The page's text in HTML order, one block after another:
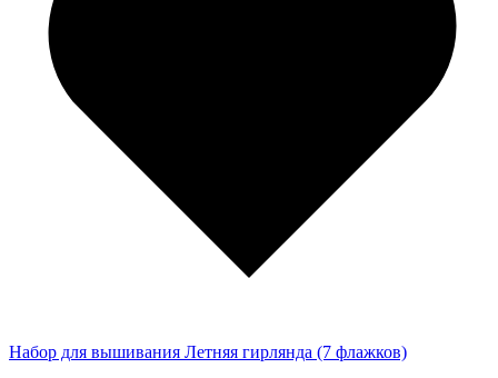
Набор для вышивания Летняя гирлянда (7 флажков)